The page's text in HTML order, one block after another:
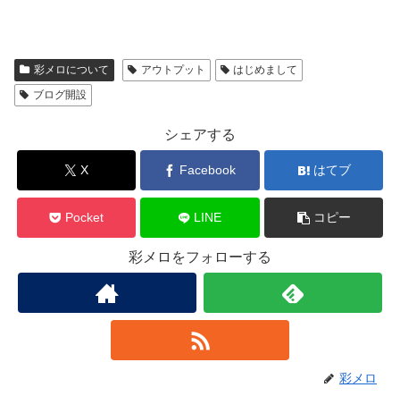
彩メロについて アウトプット
はじめまして
ブログ開設
シェアする
X Facebook はてブ
Pocket LINE コピー
彩メロをフォローする
彩メロ